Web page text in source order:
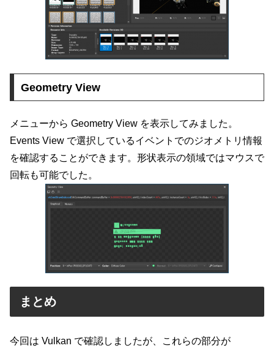
Geometry View
メニューから Geometry View を表示してみました。
Events View で選択しているイベントでのジオメトリ情報
を確認することができます。形状表示の領域ではマウスで
回転も可能でした。
まとめ
今回は Vulkan で確認しましたが、これらの部分が